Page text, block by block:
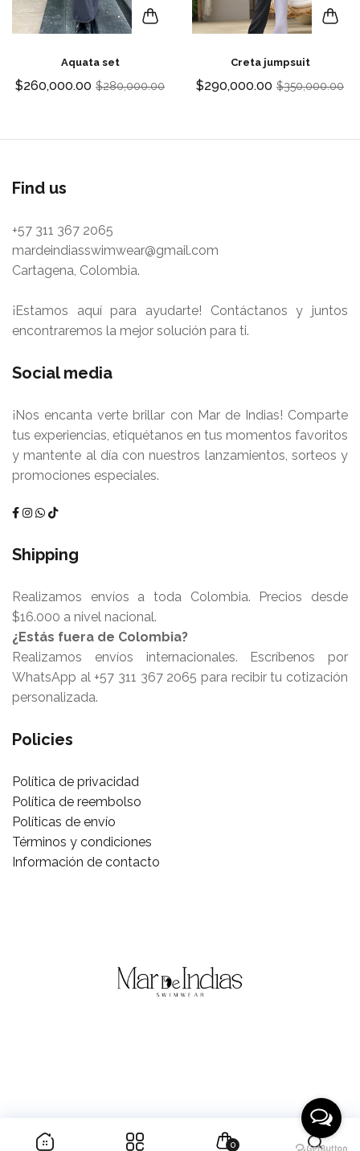
Aquata set
$260,000.00 $280,000.00
Creta jumpsuit
$290,000.00 $350,000.00
Find us
+57 311 367 2065
mardeindiasswimwear@gmail.com
Cartagena, Colombia.
¡Estamos aquí para ayudarte! Contáctanos y juntos
encontraremos la mejor solución para ti.
Social media
¡Nos encanta verte brillar con Mar de Indias! Comparte
tus experiencias, etiquétanos en tus momentos favoritos
y mantente al día con nuestros lanzamientos, sorteos y
promociones especiales.
Shipping
Realizamos envíos a toda Colombia. Precios desde
$16.000 a nivel nacional.
¿Estás fuera de Colombia?
Realizamos envíos internacionales. Escríbenos por
WhatsApp al +57 311 367 2065 para recibir tu cotización
personalizada.
Policies
Política de privacidad
Política de reembolso
Políticas de envío
Términos y condiciones
Información de contacto
0